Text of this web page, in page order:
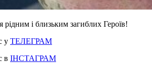
рідним і близьким загиблих Героїв!
у ТЕЛЕГРАМ
в ІНСТАГРАМ